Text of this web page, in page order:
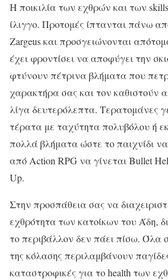
Η ποικιλία των εχθρών και των
ίλιγγο. Προτομές ίπτανται πάνω
Zargeus και προσγειώνονται
έχει φροντίσει να αποφύγει την
φτύνουν πέτρινα βλήματα που
χαρακτήρα σας και τον καθιστούν
λίγα δευτερόλεπτα. Τερατομάνες
τέρατα με ταχύτητα πολυβόλου ή
πολλά βλήματα ώστε το παιχνίδι να
από Action RPG να γίνεται Bullet
Up.
Στην προσπάθεια σας να
εχθρότητα των κατοίκων του Άδη,
το περιβάλλον δεν πάει πίσω. Όλα
της κόλασης περιλαμβάνουν
καταστροφικές για το health των